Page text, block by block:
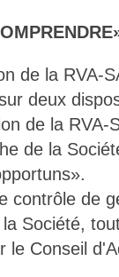
de la RVA-
deux
de la RVA-
de la
contrôle de
Société,
le Conseil